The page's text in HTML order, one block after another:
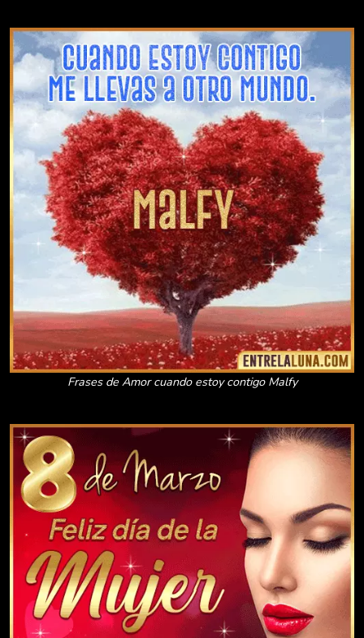
Frases de Amor cuando estoy contigo Malfy